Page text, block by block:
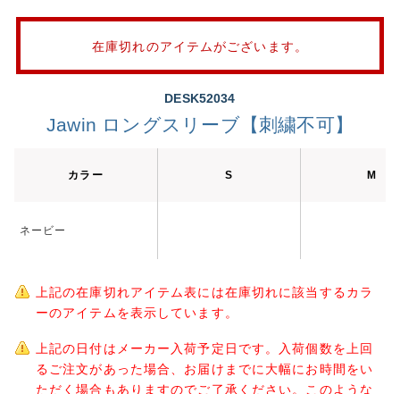
在庫切れのアイテムがございます。
DESK52034
Jawin ロングスリーブ【刺繍不可】
カラー S M
ネービー
上記の在庫切れアイテム表には在庫切れに該当するカラ
ーのアイテムを表示しています。
上記の日付はメーカー入荷予定日です。入荷個数を上回
るご注文があった場合、お届けまでに大幅にお時間をい
ただく場合もありますのでご了承ください。このような